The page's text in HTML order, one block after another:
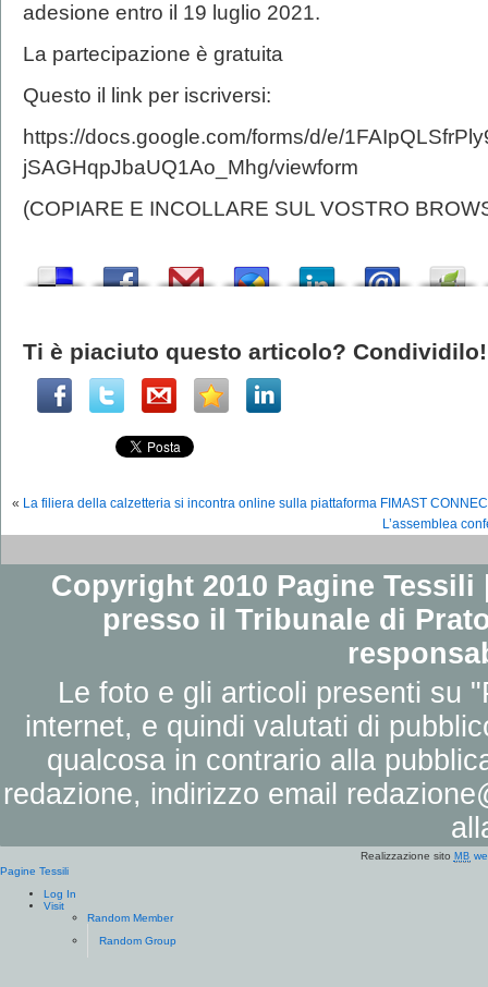
adesione entro il 19 luglio 2021.
La partecipazione è gratuita
Questo il link per iscriversi:
https://docs.google.com/forms/d/e/
jSAGHqpJbaUQ1Ao_Mhg/viewform
(COPIARE E INCOLLARE SUL VOSTRO
Ti è piaciuto questo articolo? Condividilo!
« La filiera della calzetteria si incontra online sulla piattaforma FIMAST
L’assemblea
Copyright 2010 Pagine
presso il Tribunale di
Le foto e gli articoli presenti su
internet, e quindi valutati di
qualcosa in contrario alla
redazione, indirizzo email
Realizzazione sito MB
Pagine Tessili
Log In
Visit
Random Member
Random Group